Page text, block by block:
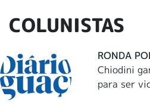
COLUNISTAS
RONDA
Chiodini
para ser